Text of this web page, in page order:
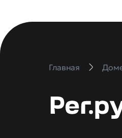
Главная